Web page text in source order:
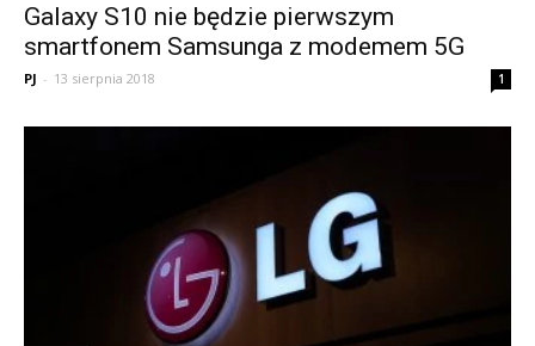
Galaxy S10 nie będzie pierwszym
smartfonem Samsunga z modemem 5G
PJ - 13 sierpnia 2018 1